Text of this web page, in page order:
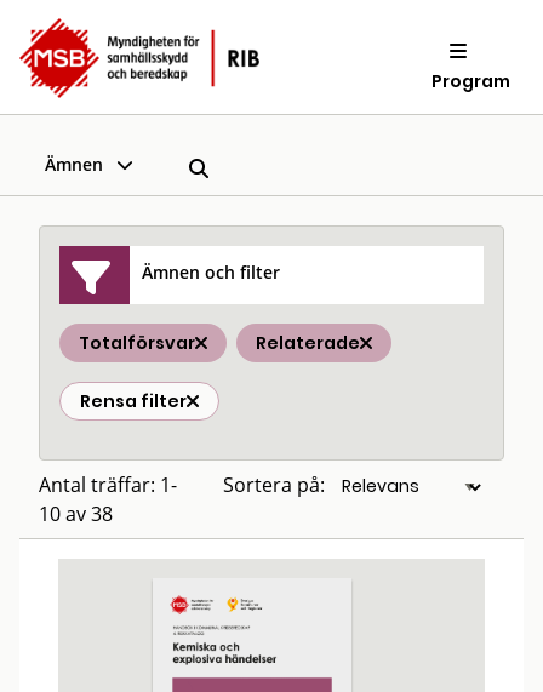
Program
Ämnen
Ämnen och filter
Totalförsvar Relaterade
Rensa filter
Antal träffar: 1-
10 av 38
Sortera på: